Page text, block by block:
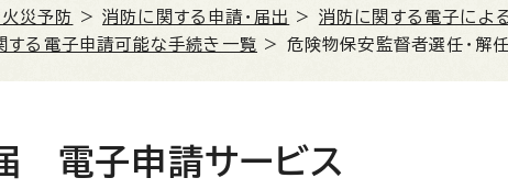
火災予防 >消防に関する申請・届出 > 消防に関する電子によ
する電子申請可能な手続き一覧 > 危険物保安監督者選任・解
電子申請サービス